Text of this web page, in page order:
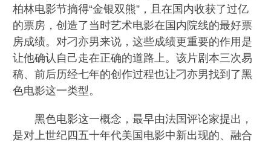
柏林电影节摘得“金银双熊”，且在国内收获了过亿
的票房，创造了当时艺术电影在国内院线的最好票
房成绩。对刁亦男来说，这些成绩更重要的作用是
让他确认自己走在正确的道路上。该片剧本三次易
稿、前后历经七年的创作过程也让刁亦男找到了黑
色电影这一类型。
黑色电影这一概念，最早由法国评论家提出，
是对上世纪四五十年代美国电影中新出现的、融合